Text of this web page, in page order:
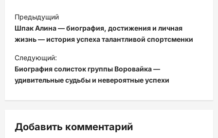
а
в
и
г
а
ц
я
Предыдущий
Шпак Алина — биография, достижения и личная
жизнь — история успеха талантливой спортсменки
Следующий:
Биография солисток группы Воровайка —
удивительные судьбы и невероятные успехи
Добавить комментарий